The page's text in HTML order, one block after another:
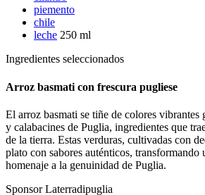
piemento
chile
leche 250 ml
Ingredientes seleccionados
Arroz basmati con frescura pugliese
El arroz basmati se tiñe de colores vibrantes
y calabacines de Puglia, ingredientes que
de la tierra. Estas verduras, cultivadas con
plato con sabores auténticos, transformando
homenaje a la genuinidad de Puglia.
Sponsor Laterradipuglia